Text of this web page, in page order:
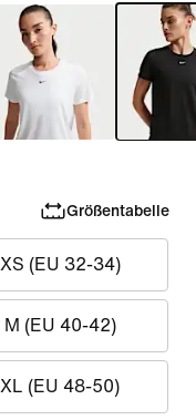
Größentabelle
XS (EU 32-34)
M (EU 40-42)
XL (EU 48-50)